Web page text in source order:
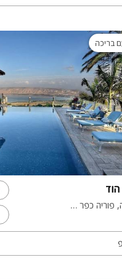
בריכה
כנרת וטבריה, פוריה כפר עבודה